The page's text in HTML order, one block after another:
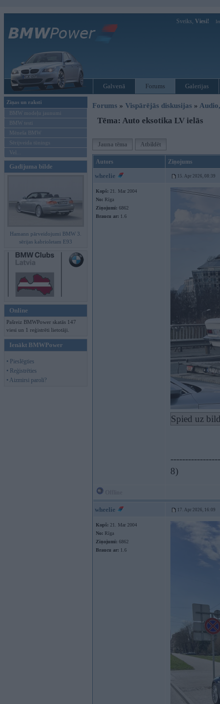
Sveiks, Viesi!
Galvenā Forums Galerijas
Ziņas un raksti
BMW modeļu jaunumi
BMW testi
Mēneša BMW
Sērijveida tūnings
Vel...
Gadījuma bilde
Hamann pārveidojumi BMW 3.
sērijas kabrioletam E93
Online
Pašreiz BMWPower skatās 147
viesi un 1 reģistrēti lietotāji.
Ienākt BMWPower
• Pieslēgties
• Reģistrēties
• Aizmirsi paroli?
Forums » Vispārējās diskusijas »
Tēma: Auto eksotika LV ielās
Jauna tēma Atbildēt
Autors Ziņojums
wheelie 15. Apr 2026, 08:39
Kopš: 21. Mar 2004
No: Rīga
Ziņojumi: 6862
Braucu ar: 1.6
Spied uz
-----------------
8)
wheelie 17. Apr 2026, 16:09
Kopš: 21. Mar 2004
No: Rīga
Ziņojumi: 6862
Braucu ar: 1.6